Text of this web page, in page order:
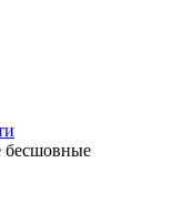
бесшовные